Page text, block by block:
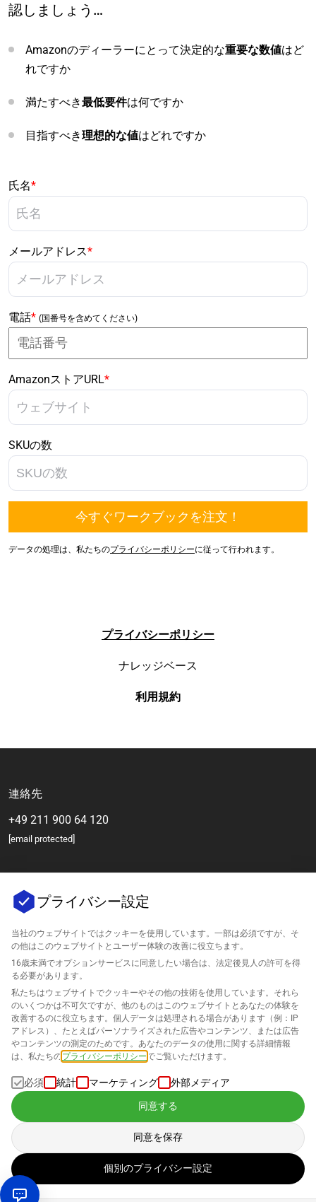
認しましょう…
Amazonのディーラーにとって決定的な重要な数値はど
れですか
満たすべき最低要件は何ですか
目指すべき理想的な値はどれですか
氏名*
メールアドレス*
電話* (国番号を含めてください)
AmazonストアURL*
SKUの数
データの処理は、私たちのプライバシーポリシーに従って行われます。
プライバシーポリシー
ナレッジベース
利用規約
連絡先
+49 211 900 64 120
[email protected]
会社
サポート
Amazonのためのソリューション
日本語
データは私たちの プライバシーポリシー
著作権 © 2026 SELLERLOGIC。無断転載を禁じます。
プライバシー設定
当社のウェブサイトではクッキーを使用しています。一部は必須ですが、そ
の他はこのウェブサイトとユーザー体験の改善に役立ちます。
16歳未満でオプションサービスに同意したい場合は、法定後見人の許可を得
る必要があります。
私たちはウェブサイトでクッキーやその他の技術を使用しています。それら
のいくつかは不可欠ですが、他のものはこのウェブサイトとあなたの体験を
改善するのに役立ちます。個人データは処理される場合があります（例：IP
アドレス）、たとえばパーソナライズされた広告やコンテンツ、または広告
やコンテンツの測定のためです。あなたのデータの使用に関する詳細情報
は、私たちの プライバシーポリシー でご覧いただけます。
必須 統計 マーケティング 外部メディア
同意する
同意を保存
個別のプライバシー設定